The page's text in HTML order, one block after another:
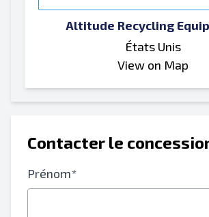
Altitude Recycling
États Unis
View on Map
Contacter le
Prénom*